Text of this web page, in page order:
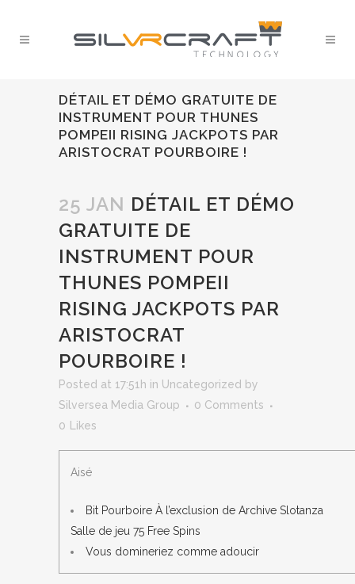
DÉTAIL ET DÉMO GRATUITE DE
INSTRUMENT POUR THUNES
POMPEII RISING JACKPOTS PAR
ARISTOCRAT POURBOIRE !
25 JAN DÉTAIL ET DÉMO
GRATUITE DE
INSTRUMENT POUR
THUNES POMPEII
RISING JACKPOTS PAR
ARISTOCRAT
POURBOIRE !
Posted at 17:51h in Uncategorized by
Silversea Media Group
0 Comments
0
Likes
Aisé
Bit Pourboire À l’exclusion de Archive Slotanza
Salle de jeu 75 Free Spins
Vous domineriez comme adoucir